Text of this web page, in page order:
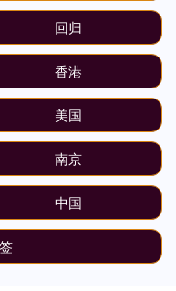
回归
香港
美国
南京
中国